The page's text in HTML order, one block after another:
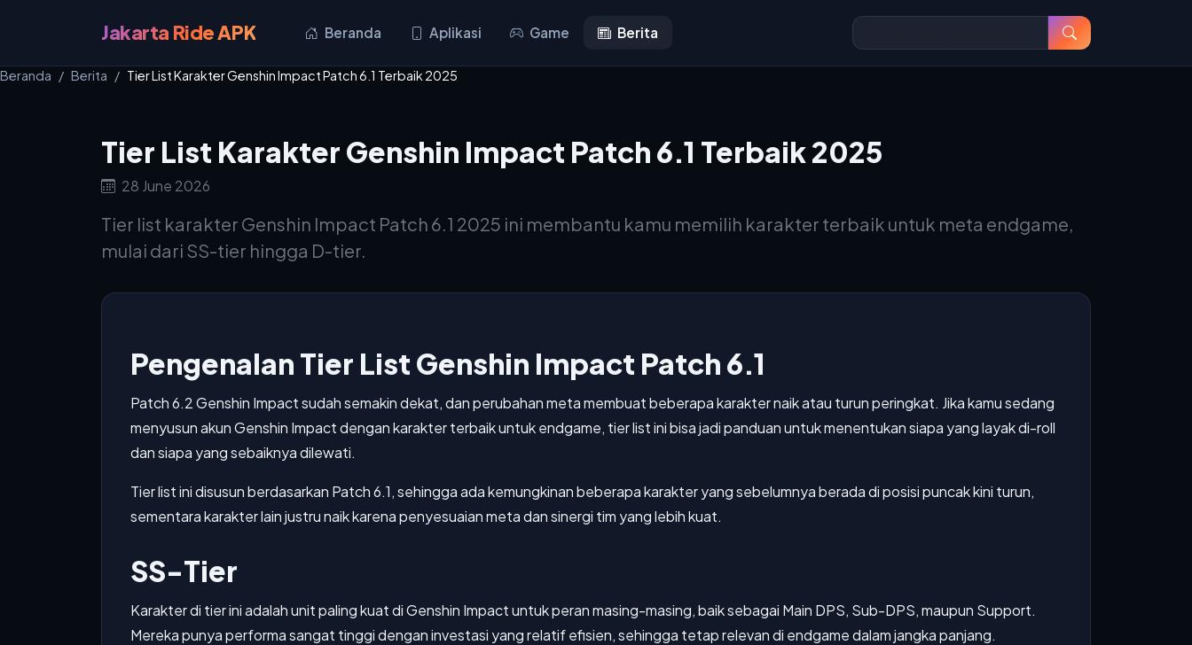
Jakarta Ride APK Beranda Aplikasi Game Berita
Beranda Berita Tier List Karakter Genshin Impact Patch 6.1 Terbaik 2025
Tier List Karakter Genshin Impact Patch 6.1 Terbaik 2025
28 June 2026
Tier list karakter Genshin Impact Patch 6.1 2025 ini membantu kamu memilih karakter terbaik untuk meta endgame,
mulai dari SS-tier hingga D-tier.
Pengenalan Tier List Genshin Impact Patch 6.1
Patch 6.2 Genshin Impact sudah semakin dekat, dan perubahan meta membuat beberapa karakter naik atau turun peringkat. Jika kamu sedang
menyusun akun Genshin Impact dengan karakter terbaik untuk endgame, tier list ini bisa jadi panduan untuk menentukan siapa yang layak di-roll
dan siapa yang sebaiknya dilewati.
Tier list ini disusun berdasarkan Patch 6.1, sehingga ada kemungkinan beberapa karakter yang sebelumnya berada di posisi puncak kini turun,
sementara karakter lain justru naik karena penyesuaian meta dan sinergi tim yang lebih kuat.
SS-Tier
Karakter di tier ini adalah unit paling kuat di Genshin Impact untuk peran masing-masing, baik sebagai Main DPS, Sub-DPS, maupun Support.
Mereka punya performa sangat tinggi dengan investasi yang relatif efisien, sehingga tetap relevan di endgame dalam jangka panjang.